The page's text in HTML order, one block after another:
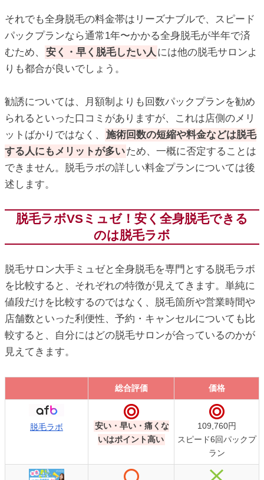
それでも全身脱毛の料金帯はリーズナブルで、スピード
パックプランなら通常1年〜かかる全身脱毛が半年で済
むため、
安く・早く脱毛したい人 には他の脱毛サロンよ
りも都合が良いでしょう。
勧誘については、月額制よりも回数パックプランを勧め
られるといった口コミがありますが、これは店側のメリ
ットばかりではなく、
施術回数の短縮や料金などは脱毛
する人にもメリットが多いため、一概に否定することは
できません。脱毛ラボの詳しい料金プランについては後
述します。
脱毛ラボVSミュゼ！安く全身脱毛できる
のは脱毛ラボ
脱毛サロン大手ミュゼと全身脱毛を専門とする脱毛ラボ
を比較すると、それぞれの特徴が見えてきます。単純に
値段だけを比較するのではなく、脱毛箇所や営業時間や
店舗数といった利便性、予約・キャンセルについても比
較すると、自分にはどの脱毛サロンが合っているのかが
見えてきます。
総合評価 価格
総合評価 価格
脱毛ラボ
安い・早い・痛くな
いはポイント高い
109,760円
スピード6回パックプ
ラン